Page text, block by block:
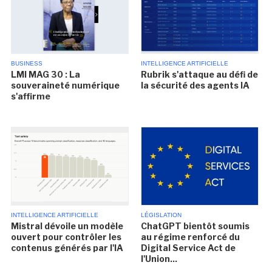
BUSINESS
LMI MAG 30 : La
souveraineté numérique
s'affirme
INTELLIGENCE ARTIFICIELLE
Rubrik s'attaque au défi de
la sécurité des agents IA
INTELLIGENCE ARTIFICIELLE
Mistral dévoile un modèle
ouvert pour contrôler les
contenus générés par l'IA
LÉGISLATION
ChatGPT bientôt soumis
au régime renforcé du
Digital Service Act de
l'Union...